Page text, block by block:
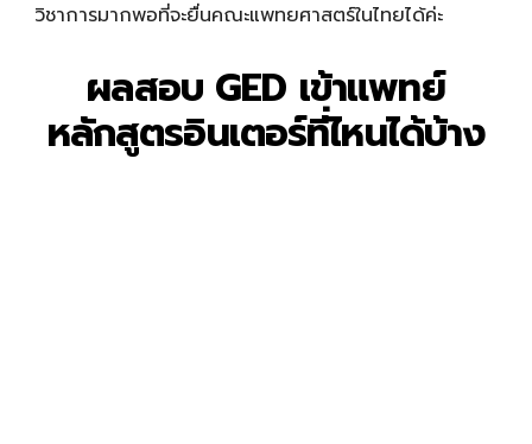
วิชาการมากพอที่จะยื่นคณะแพทยศาสตร์ในไทยได้ค่ะ
ผลสอบ GED เข้าแพทย์
หลักสูตรอินเตอร์ที่ไหนได้บ้าง